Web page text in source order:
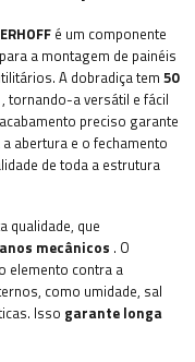
é um componente
a montagem de painéis
A dobradiça tem 50
, tornando-a versátil e fácil
preciso garante
abertura e o fechamento
de toda a estrutura
qualidade, que
mecânicos . O
elemento contra a
como umidade, sal
Isso garante longa